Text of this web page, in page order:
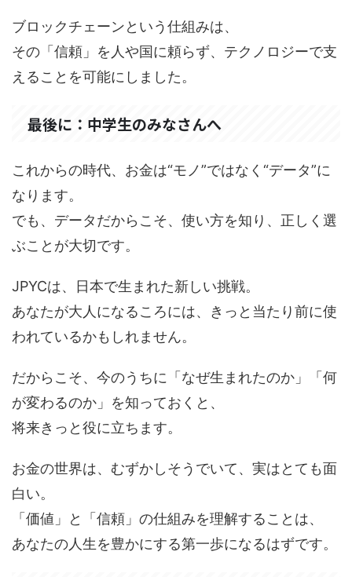
ブロックチェーンという仕組みは、
その「信頼」を人や国に頼らず、テクノロジーで支
えることを可能にしました。
最後に：中学生のみなさんへ
これからの時代、お金は“モノ”ではなく“データ”に
なります。
でも、データだからこそ、使い方を知り、正しく選
ぶことが大切です。
JPYCは、日本で生まれた新しい挑戦。
あなたが大人になるころには、きっと当たり前に使
われているかもしれません。
だからこそ、今のうちに「なぜ生まれたのか」「何
が変わるのか」を知っておくと、
将来きっと役に立ちます。
お金の世界は、むずかしそうでいて、実はとても面
白い。
「価値」と「信頼」の仕組みを理解することは、
あなたの人生を豊かにする第一歩になるはずです。